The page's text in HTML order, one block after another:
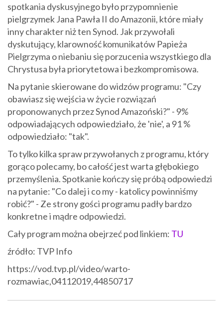
spotkania dyskusyjnego było przypomnienie
pielgrzymek Jana Pawła II do Amazonii, które miały
inny charakter niż ten Synod. Jak przywołali
dyskutujący, klarowność komunikatów Papieża
Pielgrzyma o niebaniu się porzucenia wszystkiego dla
Chrystusa była priorytetowa i bezkompromisowa.
Na pytanie skierowane do widzów programu: "Czy
obawiasz się wejścia w życie rozwiązań
proponowanych przez Synod Amazoński?" - 9%
odpowiadających odpowiedziało, że 'nie', a 91 %
odpowiedziało: "tak".
To tylko kilka spraw przywołanych z programu, który
gorąco polecamy, bo całość jest warta głębokiego
przemyślenia. Spotkanie kończy się próbą odpowiedzi
na pytanie: "Co dalej i co my - katolicy powinniśmy
robić?" - Ze strony gości programu padły bardzo
konkretne i mądre odpowiedzi.
Cały program można obejrzeć pod linkiem: TU
źródło: TVP Info
https://vod.tvp.pl/video/warto-
rozmawiac,04112019,44850717